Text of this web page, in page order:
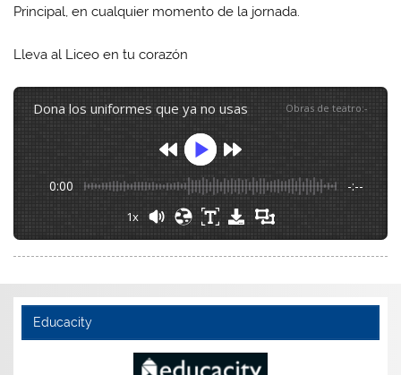
Principal, en cualquier momento de la jornada.
Lleva al Liceo en tu corazón
dona los uniformes que ya no usas Obras de teatro:-
0:00 -:--
1x
Educacity